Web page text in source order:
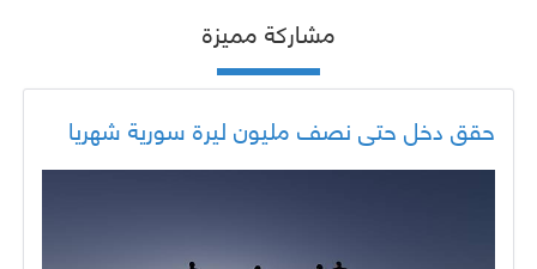
مشاركة مميزة
حقق دخل حتى نصف مليون ليرة سورية شهريا